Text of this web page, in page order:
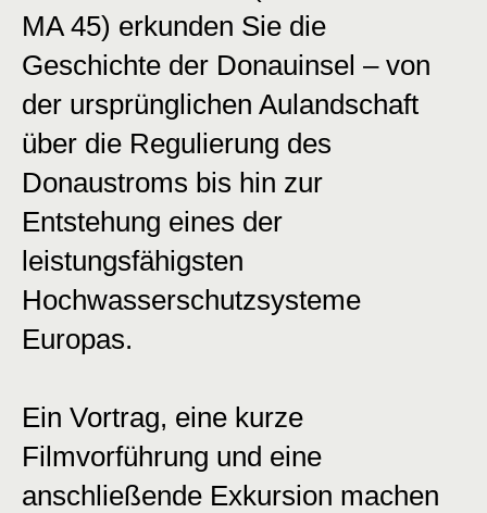
MA 45) erkunden Sie die
Geschichte der Donauinsel – von
der ursprünglichen Aulandschaft
über die Regulierung des
Donaustroms bis hin zur
Entstehung eines der
leistungsfähigsten
Hochwasserschutzsysteme
Europas.
Ein Vortrag, eine kurze
Filmvorführung und eine
anschließende Exkursion machen